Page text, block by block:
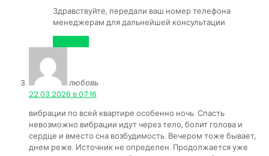
Здравствуйте, передали ваш номер телефона
менеджерам для дальнейшей консультации
любовь
22.03.2026 в 07:16
вибрации по всей квартире особенно ночь. Спасть
невозможно вибрации идут через тело, болит голова и
сердце и вместо сна возбудимость. Вечером тоже бывает,
днем реже. Источник не определен. Продолжается уже